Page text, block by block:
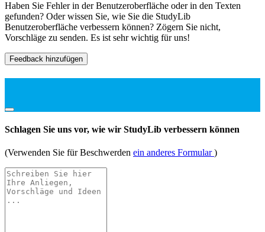
Haben Sie Fehler in der Benutzeroberfläche oder in den Texten
gefunden? Oder wissen Sie, wie Sie die StudyLib
Benutzeroberfläche verbessern können? Zögern Sie nicht,
Vorschläge zu senden. Es ist sehr wichtig für uns!
Feedback hinzufügen
Schlagen Sie uns vor, wie wir StudyLib verbessern können
(Verwenden Sie für Beschwerden ein anderes Formular)